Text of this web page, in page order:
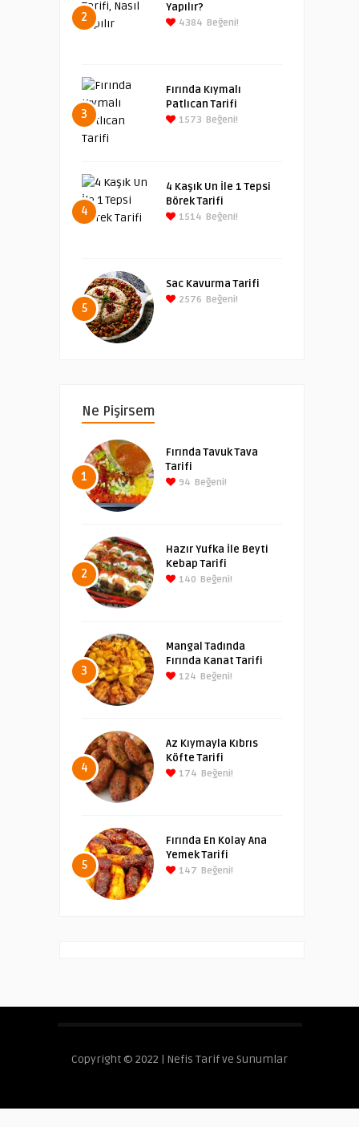
2
Yapılır?
4384 Beğeni!
3
Fırında Kıymalı
Patlıcan Tarifi
1573 Beğeni!
4
4 Kaşık Un İle 1 Tepsi
Börek Tarifi
1514 Beğeni!
5
Sac Kavurma Tarifi
2576 Beğeni!
Ne Pişirsem
1
Fırında Tavuk Tava
Tarifi
94 Beğeni!
2
Hazır Yufka İle Beyti
Kebap Tarifi
140 Beğeni!
3
Mangal Tadında
Fırında Kanat Tarifi
124 Beğeni!
4
Az Kıymayla Kıbrıs
Köfte Tarifi
174 Beğeni!
5
Fırında En Kolay Ana
Yemek Tarifi
147 Beğeni!
Copyright © 2022 | Nefis Tarif ve Sunumlar